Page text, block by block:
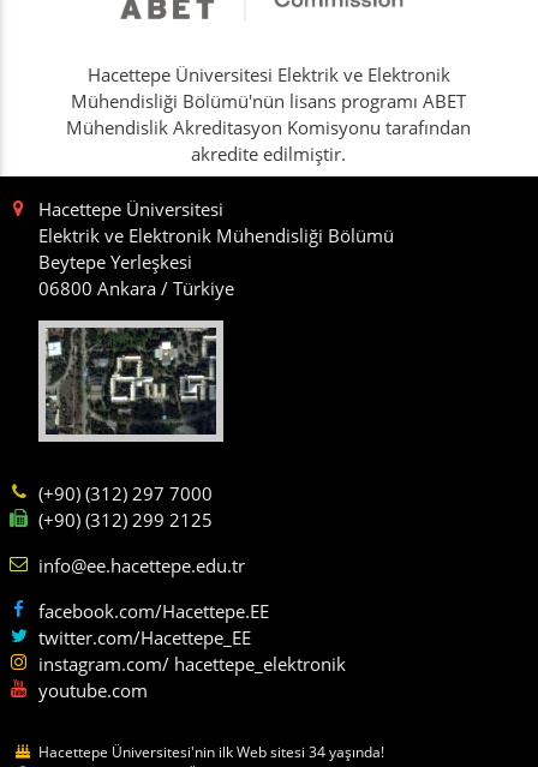
Hacettepe Üniversitesi Elektrik ve Elektronik
Mühendisliği Bölümü'nün lisans programı ABET
Mühendislik Akreditasyon Komisyonu tarafından
akredite edilmiştir.
Hacettepe Üniversitesi
Elektrik ve Elektronik Mühendisliği Bölümü
Beytepe Yerleşkesi
06800 Ankara / Türkiye
(+90) (312) 297 7000
(+90) (312) 299 2125
info@ee.hacettepe.edu.tr
facebook.com/Hacettepe.EE
twitter.com/Hacettepe_EE
instagram.com/ hacettepe_elektronik
youtube.com
Hacettepe Üniversitesi'nin ilk Web sitesi 34 yaşında!